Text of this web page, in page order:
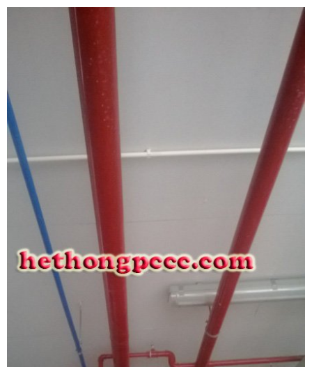
ĐĂNG KÝ TƯ VẤN MIỄN PHÍ
HOÀN THÀNH
Đăng ký tư vấn trực tiếp 24/7:
0909822766